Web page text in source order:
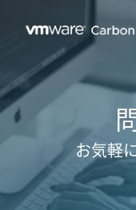
お気軽